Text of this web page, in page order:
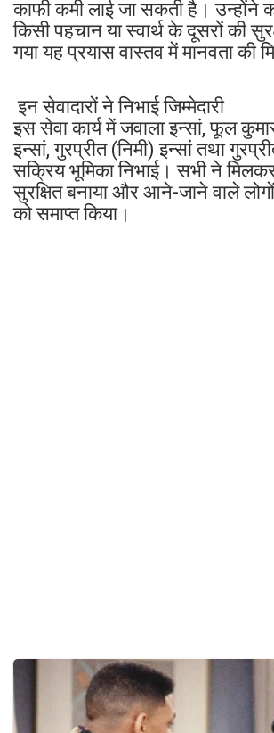
काफी कमी लाई जा सकती है। उन्होंने
किसी पहचान या स्वार्थ के दूसरों की
गया यह प्रयास वास्तव में मानवता की
इन सेवादारों ने निभाई जिम्मेदारी
इस सेवा कार्य में जवाला इन्सां, फूल
इन्सां, गुरप्रीत (निमी) इन्सां तथा
सक्रिय भूमिका निभाई। सभी ने
सुरक्षित बनाया और आने-जाने वाले
को समाप्त किया।